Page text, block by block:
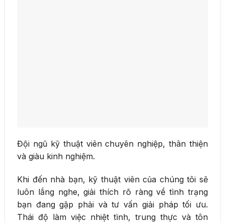
Đội ngũ kỹ thuật viên chuyên nghiệp, thân thiện
và giàu kinh nghiệm.
Khi đến nhà bạn, kỹ thuật viên của chúng tôi sẽ
luôn lắng nghe, giải thích rõ ràng về tình trạng
bạn đang gặp phải và tư vấn giải pháp tối ưu.
Thái độ làm việc nhiệt tình, trung thực và tôn